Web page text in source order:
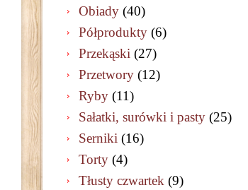
Obiady (40)
Półprodukty (6)
Przekąski (27)
Przetwory (12)
Ryby (11)
Sałatki, surówki i pasty (25)
Serniki (16)
Torty (4)
Tłusty czwartek (9)